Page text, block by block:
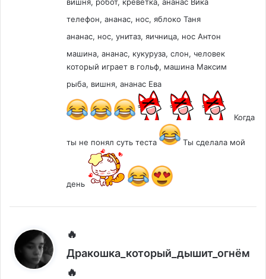
телефон, ананас, нос, яблоко Таня
ананас, нос, унитаз, яичница, нос Антон
машина, ананас, кукуруза, слон, человек
который играет в гольф, машина Максим
рыба, вишня, ананас Ева
Когда
ты не понял суть теста Ты сделала мой
день
🔥
Дракошка_который_дышит_огнём
🔥